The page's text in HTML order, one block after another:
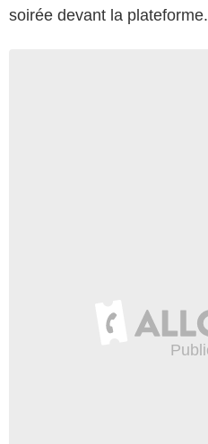
soirée devant la plateforme.